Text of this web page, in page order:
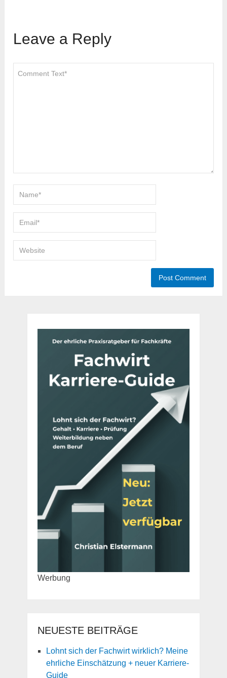
Leave a Reply
Werbung
NEUESTE BEITRÄGE
Lohnt sich der Fachwirt wirklich? Meine
ehrliche Einschätzung + neuer Karriere-
Guide